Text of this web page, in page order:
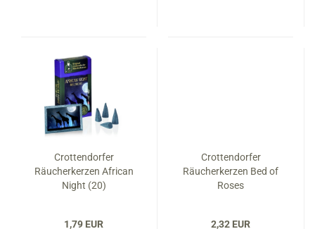
Crottendorfer
Räucherkerzen African
Night (20)
1,79 EUR
Crottendorfer
Räucherkerzen Bed of
Roses
2,32 EUR